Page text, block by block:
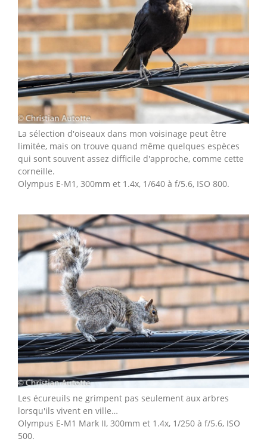
La sélection d'oiseaux dans mon voisinage peut être
limitée, mais on trouve quand même quelques espèces
qui sont souvent assez difficile d'approche, comme cette
corneille.
Olympus E-M1, 300mm et 1.4x, 1/640 à f/5.6, ISO 800.
Les écureuils ne grimpent pas seulement aux arbres
lorsqu'ils vivent en ville…
Olympus E-M1 Mark II, 300mm et 1.4x, 1/250 à f/5.6, ISO
500.